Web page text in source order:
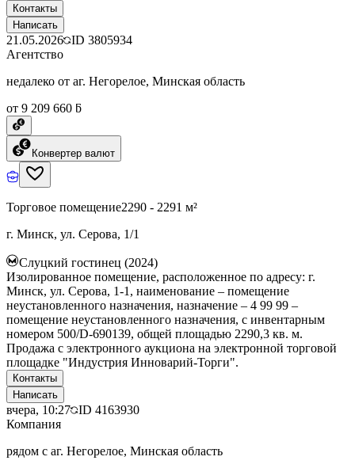
Контакты
Написать
21.05.2026 ID 3805934
Агентство
недалеко от аг. Негорелое, Минская область
от 9 209 660 ƃ
Конвертер валют
Торговое помещение2290 - 2291 м²
г. Минск, ул. Серова, 1/1
Слуцкий гостинец (2024)
Изолированное помещение, расположенное по адресу: г.
Минск, ул. Серова, 1-1, наименование – помещение
неустановленного назначения, назначение – 4 99 99 –
помещение неустановленного назначения, с инвентарным
номером 500/D-690139, общей площадью 2290,3 кв. м.
Продажа с электронного аукциона на электронной торговой
площадке "Индустрия Инноварий-Торги".
Контакты
Написать
вчера, 10:27 ID 4163930
Компания
рядом с аг. Негорелое, Минская область